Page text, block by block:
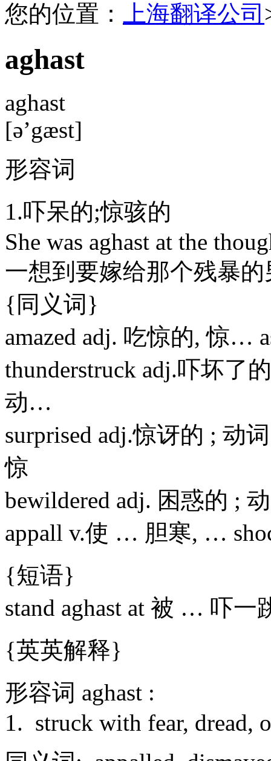
您的位置： 上海翻译公司
aghast
aghast
[ə’gæst]
形容词
1.吓呆的;惊骇的
She was aghast at the
一想到要嫁给那个残暴
{同义词}
amazed adj. 吃惊的, 惊…
thunderstruck adj.吓坏了
动…
surprised adj.惊讶的 ; 动
惊
bewildered adj. 困惑的 ;
appall v.使 … 胆寒, …
{短语}
stand aghast at 被 … 吓
{英英解释}
形容词 aghast :
1. struck with fear, dread,